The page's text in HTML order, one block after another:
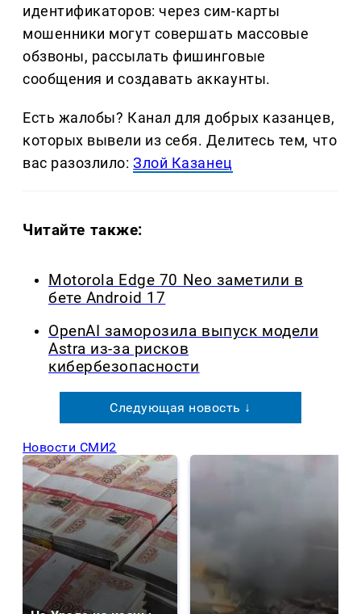
идентификаторов: через сим-карты
мошенники могут совершать массовые
обзвоны, рассылать фишинговые
сообщения и создавать аккаунты.
Есть жалобы? Канал для добрых казанцев,
которых вывели из себя. Делитеcь тем, что
вас разозлило:Злой Казанец
Читайте также:
Motorola Edge 70 Neo заметили в
бете Android 17
OpenAI заморозила выпуск модели
Astra из-за рисков
кибербезопасности
Следующая новость ↓
Новости СМИ2